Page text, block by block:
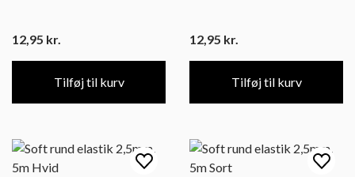
12,95 kr.
Tilføj til kurv
12,95 kr.
Tilføj til kurv